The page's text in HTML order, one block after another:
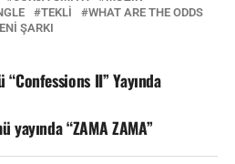
TEKLI
WHAT ARE THE ODDS
ŞARKI
“Confessions II” Yayında
“ZAMA ZAMA”